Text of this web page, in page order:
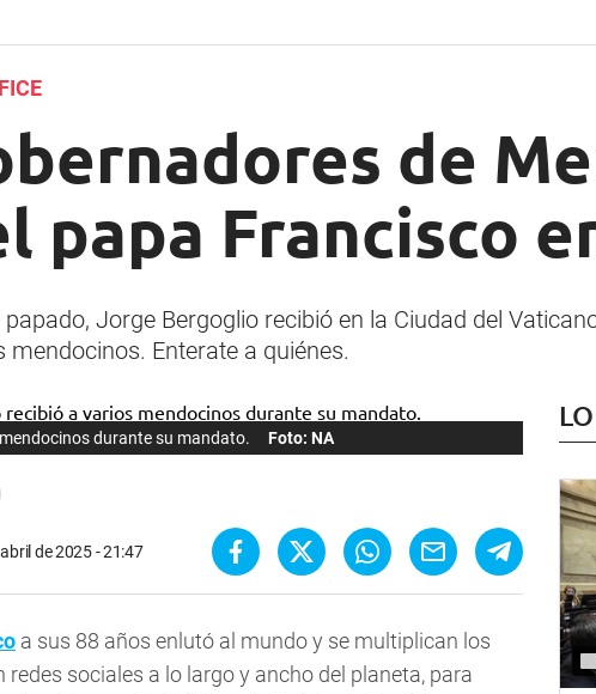
de
papa Francisco
Jorge Bergoglio recibió en la Ciudad del
Enterate a quiénes.
durante su mandato. Foto: NA
de 2025 - 21:47
a sus 88 años enlutó al mundo y se multiplican los
redes sociales a lo largo y ancho del planeta, para